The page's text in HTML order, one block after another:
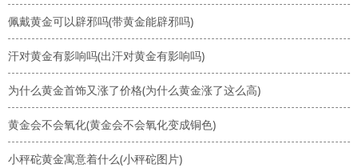
佩戴黄金可以辟邪吗(带黄金能辟邪吗)
汗对黄金有影响吗(出汗对黄金有影响吗)
为什么黄金首饰又涨了价格(为什么黄金涨了这么高)
黄金会不会氧化(黄金会不会氧化变成铜色)
小秤砣黄金寓意着什么(小秤砣图片)